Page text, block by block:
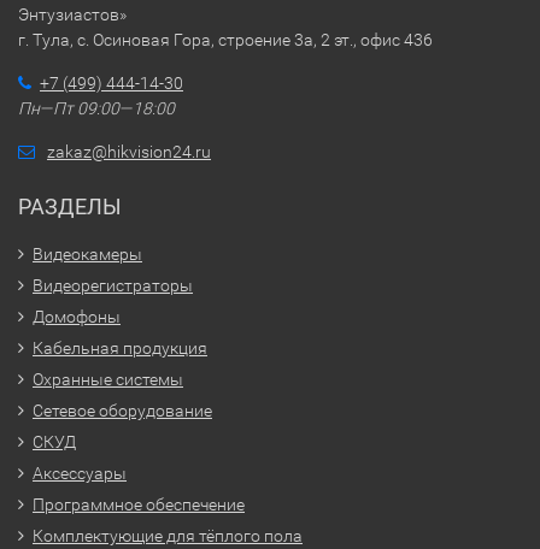
Энтузиастов»
г. Тула, с. Осиновая Гора, строение 3а, 2 эт., офис 436
+7 (499) 444-14-30
Пн—Пт 09:00—18:00
zakaz@hikvision24.ru
РАЗДЕЛЫ
Видеокамеры
Видеорегистраторы
Домофоны
Кабельная продукция
Охранные системы
Сетевое оборудование
СКУД
Аксессуары
Программное обеспечение
Комплектующие для тёплого пола